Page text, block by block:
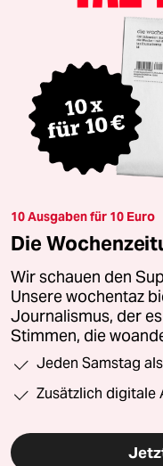
10 Ausgaben für 10 Euro
Die
Wir schauen den
Unsere wochentaz
Journalismus, der
Stimmen, die
Jeden Samstag
Zusätzlich digitale